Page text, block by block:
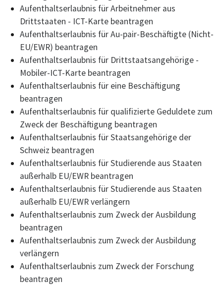
Aufenthaltserlaubnis für Arbeitnehmer aus
Drittstaaten - ICT-Karte beantragen
Aufenthaltserlaubnis für Au-pair-Beschäftigte (Nicht-
EU/EWR) beantragen
Aufenthaltserlaubnis für Drittstaatsangehörige -
Mobiler-ICT-Karte beantragen
Aufenthaltserlaubnis für eine Beschäftigung
beantragen
Aufenthaltserlaubnis für qualifizierte Geduldete zum
Zweck der Beschäftigung beantragen
Aufenthaltserlaubnis für Staatsangehörige der
Schweiz beantragen
Aufenthaltserlaubnis für Studierende aus Staaten
außerhalb EU/EWR beantragen
Aufenthaltserlaubnis für Studierende aus Staaten
außerhalb EU/EWR verlängern
Aufenthaltserlaubnis zum Zweck der Ausbildung
beantragen
Aufenthaltserlaubnis zum Zweck der Ausbildung
verlängern
Aufenthaltserlaubnis zum Zweck der Forschung
beantragen